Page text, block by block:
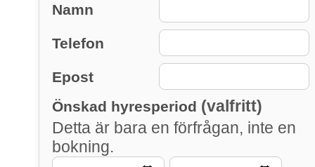
Namn
Telefon
Epost
Önskad hyresperiod (valfritt)
Detta är bara en förfrågan, inte en
bokning.